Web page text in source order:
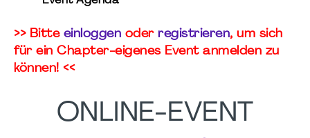
>> Bitte einloggen oder registrieren, um sich
für ein Chapter-eigenes Event anmelden zu
können! <<
ONLINE-EVENT